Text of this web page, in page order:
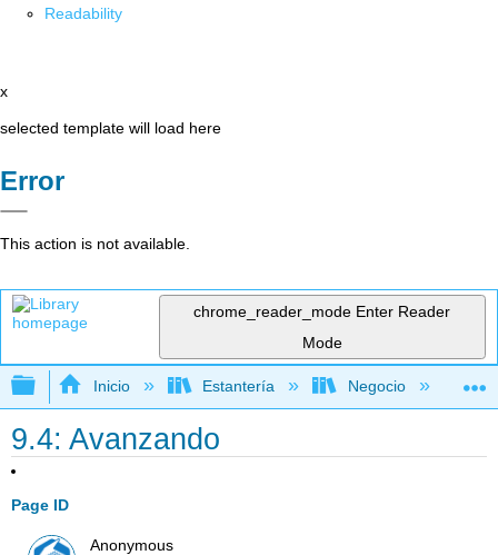
Readability
x
selected template will load here
Error
This action is not available.
chrome_reader_mode Enter Reader
Mode
Expandir/contraer jerarquía global
Inicio Estantería Negocio
9.4: Avanzando
Page ID
Anonymous